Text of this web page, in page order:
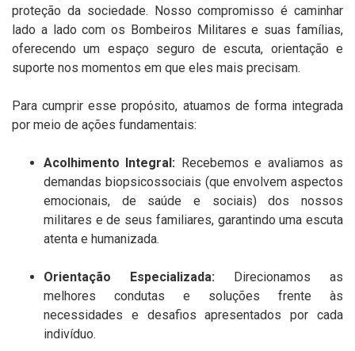
proteção da sociedade. Nosso compromisso é caminhar
lado a lado com os Bombeiros Militares e suas famílias,
oferecendo um espaço seguro de escuta, orientação e
suporte nos momentos em que eles mais precisam.
Para cumprir esse propósito, atuamos de forma integrada
por meio de ações fundamentais:
Acolhimento Integral: Recebemos e avaliamos as
demandas biopsicossociais (que envolvem aspectos
emocionais, de saúde e sociais) dos nossos
militares e de seus familiares, garantindo uma escuta
atenta e humanizada.
Orientação Especializada: Direcionamos as
melhores condutas e soluções frente às
necessidades e desafios apresentados por cada
indivíduo.